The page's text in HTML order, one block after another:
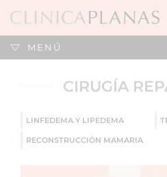
MENÚ
CIRUGÍA
LINFEDEMA Y LIPEDEMA
RECONSTRUCCIÓN MAMARIA